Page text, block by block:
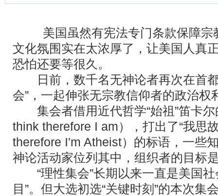
美国虽然有宪法专门条款保障宗
文化氛围实在太浓厚了，让美国人真
恐怕还要等很久。
日前，数千名无神论者再次在首都
会”，一起伸张无宗教信仰者的政治权
集会者借用近代哲学“始祖”笛卡尔
think therefore I am），打出了“我思
therefore I'm Atheist）的标语，一些
神论活动家位列其中，组织者的目标
“理性集会”长期以来一直是美国社
目”。但大选初选“关键时刻”的本次集